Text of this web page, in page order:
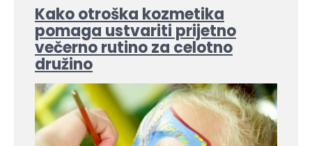
Kako otroška kozmetika
pomaga ustvariti prijetno
večerno rutino za celotno
družino